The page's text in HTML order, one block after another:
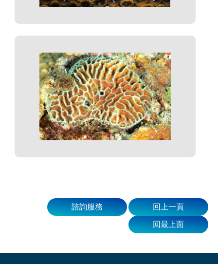
諮詢服務 回上一頁
回最上面